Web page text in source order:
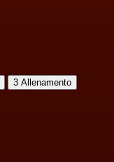
3 Allenamento